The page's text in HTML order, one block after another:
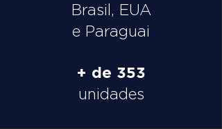
Brasil, EUA
e Paraguai
+ de 353
unidades